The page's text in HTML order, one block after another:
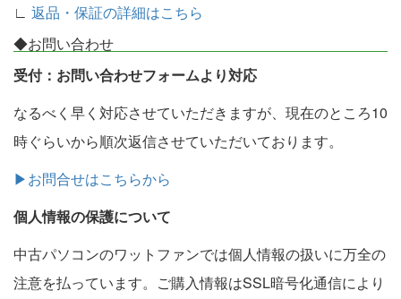
∟ 返品・保証の詳細はこちら
◆お問い合わせ
受付：お問い合わせフォームより対応
なるべく早く対応させていただきますが、現在のところ10
時ぐらいから順次返信させていただいております。
▶お問合せはこちらから
個人情報の保護について
中古パソコンのワットファンでは個人情報の扱いに万全の
注意を払っています。ご購入情報はSSL暗号化通信により